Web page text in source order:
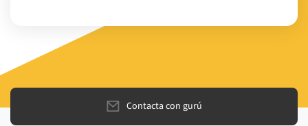
Contacta con gurú